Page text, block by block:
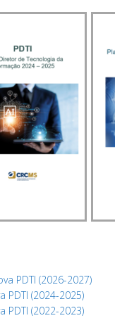
PDTI (2026-2027)
PDTI (2024-2025)
PDTI (2022-2023)